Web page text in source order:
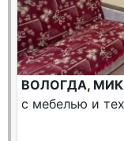
ВОЛОГДА,
с мебелью и